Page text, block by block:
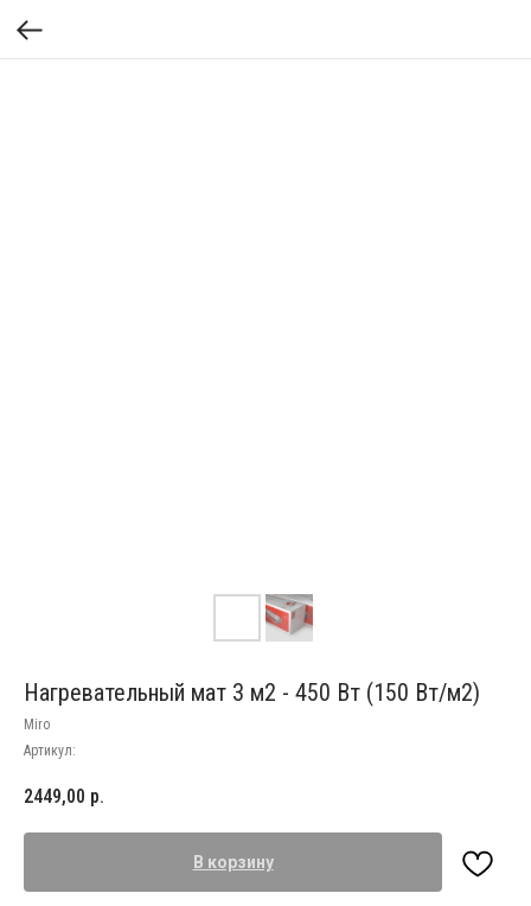
Нагревательный мат 3 м2 - 450 Вт (150 Вт/м2)
Miro
Артикул:
2449,00 р.
В корзину